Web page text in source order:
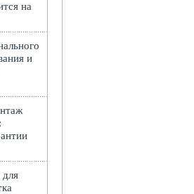
на
и
для